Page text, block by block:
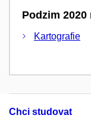
Podzim
Kartografie
Chci studovat